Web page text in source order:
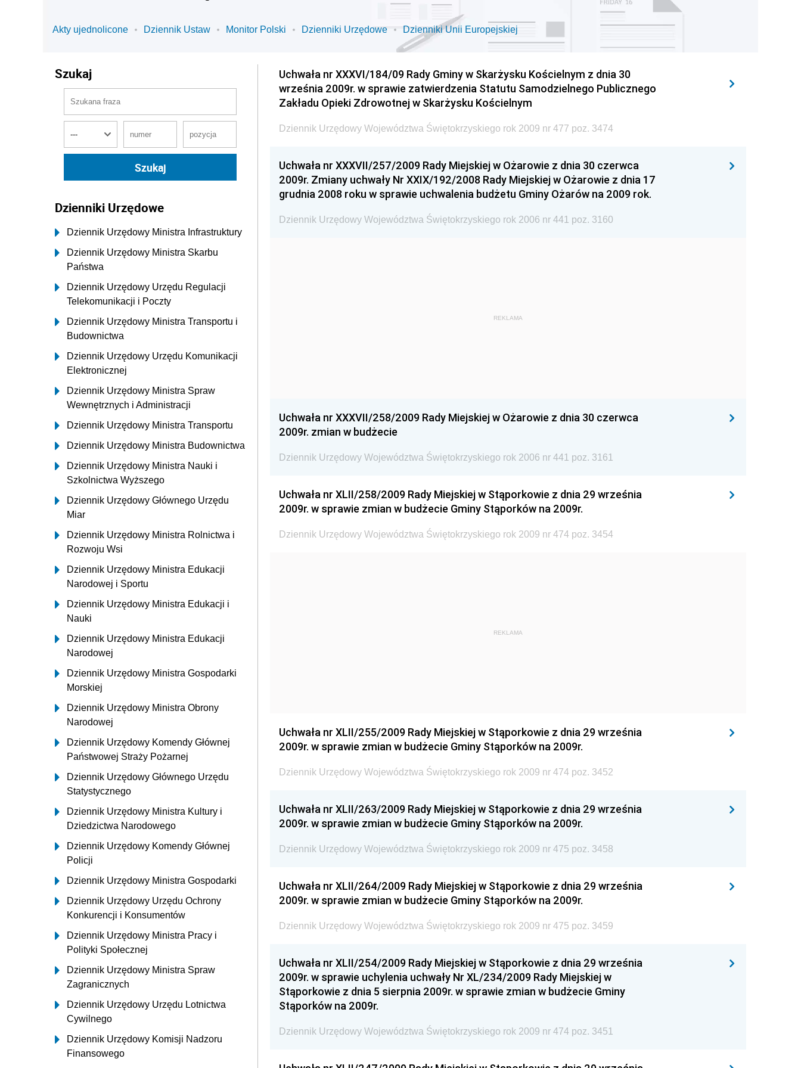
Akty ujednolicone Dziennik Ustaw Monitor Polski Dzienniki Urzędowe Dzienniki Unii Europejskiej
Szukaj
Dzienniki Urzędowe
Dziennik Urzędowy Ministra Infrastruktury
Dziennik Urzędowy Ministra Skarbu
Państwa
Dziennik Urzędowy Urzędu Regulacji
Telekomunikacji i Poczty
Dziennik Urzędowy Ministra Transportu i
Budownictwa
Dziennik Urzędowy Urzędu Komunikacji
Elektronicznej
Dziennik Urzędowy Ministra Spraw
Wewnętrznych i Administracji
Dziennik Urzędowy Ministra Transportu
Dziennik Urzędowy Ministra Budownictwa
Dziennik Urzędowy Ministra Nauki i
Szkolnictwa Wyższego
Dziennik Urzędowy Głównego Urzędu
Miar
Dziennik Urzędowy Ministra Rolnictwa i
Rozwoju Wsi
Dziennik Urzędowy Ministra Edukacji
Narodowej i Sportu
Dziennik Urzędowy Ministra Edukacji i
Nauki
Dziennik Urzędowy Ministra Edukacji
Narodowej
Dziennik Urzędowy Ministra Gospodarki
Morskiej
Dziennik Urzędowy Ministra Obrony
Narodowej
Dziennik Urzędowy Komendy Głównej
Państwowej Straży Pożarnej
Dziennik Urzędowy Głównego Urzędu
Statystycznego
Dziennik Urzędowy Ministra Kultury i
Dziedzictwa Narodowego
Dziennik Urzędowy Komendy Głównej
Policji
Dziennik Urzędowy Ministra Gospodarki
Dziennik Urzędowy Urzędu Ochrony
Konkurencji i Konsumentów
Dziennik Urzędowy Ministra Pracy i
Polityki Społecznej
Dziennik Urzędowy Ministra Spraw
Zagranicznych
Dziennik Urzędowy Urzędu Lotnictwa
Cywilnego
Dziennik Urzędowy Komisji Nadzoru
Finansowego
Uchwała nr XXXVI/184/09 Rady Gminy w Skarżysku Kościelnym z dnia 30
września 2009r. w sprawie zatwierdzenia Statutu Samodzielnego Publicznego
Zakładu Opieki Zdrowotnej w Skarżysku Kościelnym
Dziennik Urzędowy Województwa Świętokrzyskiego rok 2009 nr 477 poz. 3474
Uchwała nr XXXVII/257/2009 Rady Miejskiej w Ożarowie z dnia 30 czerwca
2009r. Zmiany uchwały Nr XXIX/192/2008 Rady Miejskiej w Ożarowie z dnia 17
grudnia 2008 roku w sprawie uchwalenia budżetu Gminy Ożarów na 2009 rok.
Dziennik Urzędowy Województwa Świętokrzyskiego rok 2006 nr 441 poz. 3160
REKLAMA
Uchwała nr XXXVII/258/2009 Rady Miejskiej w Ożarowie z dnia 30 czerwca
2009r. zmian w budżecie
Dziennik Urzędowy Województwa Świętokrzyskiego rok 2006 nr 441 poz. 3161
Uchwała nr XLII/258/2009 Rady Miejskiej w Stąporkowie z dnia 29 września
2009r. w sprawie zmian w budżecie Gminy Stąporków na 2009r.
Dziennik Urzędowy Województwa Świętokrzyskiego rok 2009 nr 474 poz. 3454
REKLAMA
Uchwała nr XLII/255/2009 Rady Miejskiej w Stąporkowie z dnia 29 września
2009r. w sprawie zmian w budżecie Gminy Stąporków na 2009r.
Dziennik Urzędowy Województwa Świętokrzyskiego rok 2009 nr 474 poz. 3452
Uchwała nr XLII/263/2009 Rady Miejskiej w Stąporkowie z dnia 29 września
2009r. w sprawie zmian w budżecie Gminy Stąporków na 2009r.
Dziennik Urzędowy Województwa Świętokrzyskiego rok 2009 nr 475 poz. 3458
Uchwała nr XLII/264/2009 Rady Miejskiej w Stąporkowie z dnia 29 września
2009r. w sprawie zmian w budżecie Gminy Stąporków na 2009r.
Dziennik Urzędowy Województwa Świętokrzyskiego rok 2009 nr 475 poz. 3459
Uchwała nr XLII/254/2009 Rady Miejskiej w Stąporkowie z dnia 29 września
2009r. w sprawie uchylenia uchwały Nr XL/234/2009 Rady Miejskiej w
Stąporkowie z dnia 5 sierpnia 2009r. w sprawie zmian w budżecie Gminy
Stąporków na 2009r.
Dziennik Urzędowy Województwa Świętokrzyskiego rok 2009 nr 474 poz. 3451